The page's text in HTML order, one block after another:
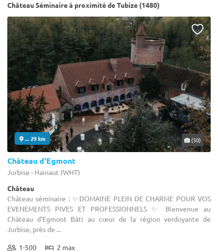
Château Séminaire à proximité de Tubize (1480)
... 29 km (50)
Château d'Egmont
Jurbise - Hainaut (WHT)
Château
Château séminaire : ✨DOMAINE PLEIN DE CHARME POUR VOS
EVENEMENTS PIVES ET PROFESSIONNELS ✨ Bienvenue au
Château d'Egmont Bâti au cœur de la région verdoyante de
Jurbise, près de ...
1-500 2 max